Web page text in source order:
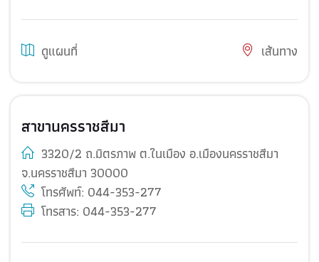
ดูแผนที่ เส้นทาง
สาขานครราชสีมา
3320/2 ถ.มิตรภาพ ต.ในเมือง อ.เมืองนครราชสีมา
จ.นครราชสีมา 30000
โทรศัพท์: 044-353-277
โทรสาร: 044-353-277